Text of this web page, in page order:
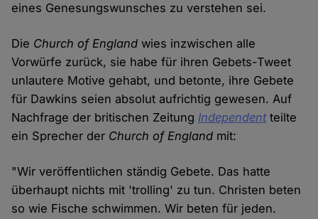
eines Genesungswunsches zu verstehen sei.
Die Church of England wies inzwischen alle
Vorwürfe zurück, sie habe für ihren Gebets-Tweet
unlautere Motive gehabt, und betonte, ihre Gebete
für Dawkins seien absolut aufrichtig gewesen. Auf
Nachfrage der britischen Zeitung Independentteilte
ein Sprecher der Church of England mit:
"Wir veröffentlichen ständig Gebete. Das hatte
überhaupt nichts mit 'trolling' zu tun. Christen beten
so wie Fische schwimmen. Wir beten für jeden.